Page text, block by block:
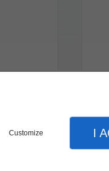
Customize I